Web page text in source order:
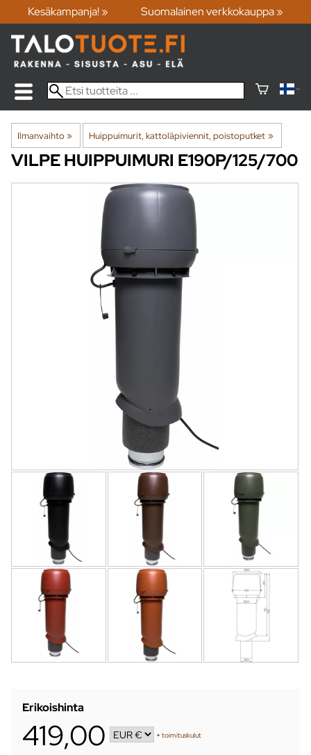
Kesäkampanja! » Suomalainen verkkokauppa »
Ilmanvaihto‪» Huippuimurit, kattoläpiviennit, poistoputket ‪»
VILPEHUIPPUIMURI E190P/125/700
Erikoishinta
419,00 +toimituskulut